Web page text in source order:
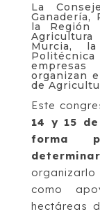
La
Ganadería,
la Región
Murcia,
organizan
de
Este
14 y 15
forma
como
hectáreas